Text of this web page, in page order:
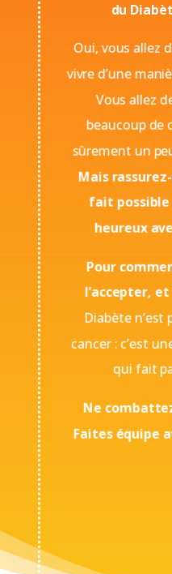
du
Oui, vous allez
vivre d’une
Vous allez
beaucoup de
sûrement un
Mais
fait possible
heureux
Pour
l’accepter,
Diabète n’est
cancer : c’est
qui fait
Ne
Faites équipe